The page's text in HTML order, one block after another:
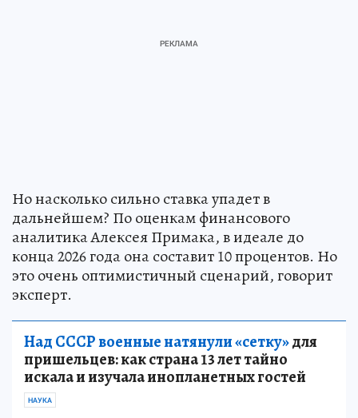
Но насколько сильно ставка упадет в
дальнейшем? По оценкам финансового
аналитика Алексея Примака, в идеале до
конца 2026 года она составит 10 процентов. Но
это очень оптимистичный сценарий, говорит
эксперт.
Над СССР военные натянули «сетку»для
пришельцев: как страна 13 лет тайно
искала и изучала инопланетных гостей
НАУКА